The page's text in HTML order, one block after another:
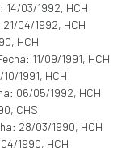
14/03/1992, HCH
21/04/1992, HCH
HCH
11/09/1991, HCH
1991, HCH
06/05/1992, HCH
CHS
28/03/1990, HCH
1990, HCH